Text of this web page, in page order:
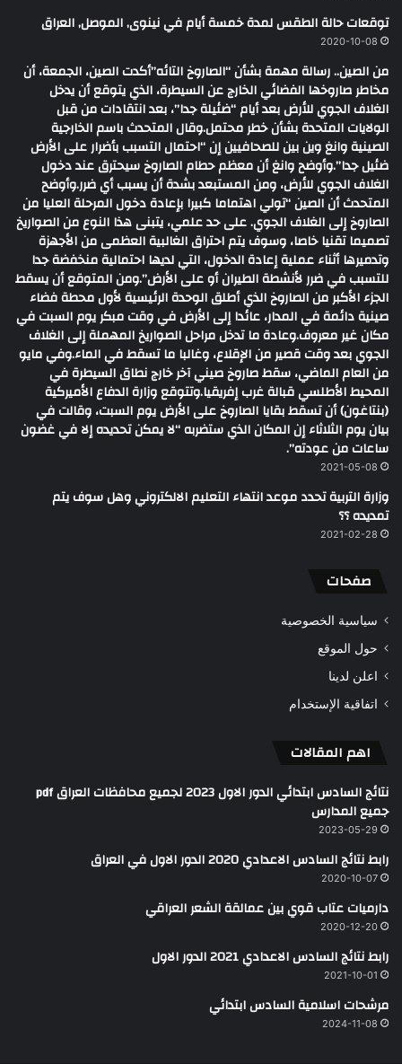
توقعات حالة الطقس لمدة خمسة أيام في نينوى, الموصل, العراق
2020-10-08
من الصين.. رسالة مهمة بشأن “الصاروخ التائه”أكدت الصين، الجمعة، أن
مخاطر صاروخها الفضائي الخارج عن السيطرة، الذي يتوقع أن يدخل
الغلاف الجوي للأرض بعد أيام “ضئيلة جدا”، بعد انتقادات من قبل
الولايات المتحدة بشأن خطر محتمل.وقال المتحدث باسم الخارجية
الصينية وانغ وين بين للصحافيين إن “احتمال التسبب بأضرار على الأرض
ضئيل جدا”.وأوضح وانغ أن معظم حطام الصاروخ سيحترق عند دخول
الغلاف الجوي للأرض، ومن المستبعد بشدة أن يسبب أي ضرر.وأوضح
المتحدث أن الصين “تولي اهتماما كبيرا بإعادة دخول المرحلة العليا من
الصاروخ إلى الغلاف الجوي. على حد علمي، يتبنى هذا النوع من الصواريخ
تصميما تقنيا خاصا، وسوف يتم احتراق الغالبية العظمى من الأجهزة
وتدميرها أثناء عملية إعادة الدخول، التي لديها احتمالية منخفضة جدا
للتسبب في ضرر لأنشطة الطيران أو على الأرض”.ومن المتوقع أن يسقط
الجزء الأكبر من الصاروخ الذي أطلق الوحدة الرئيسية لأول محطة فضاء
صينية دائمة في المدار، عائدا إلى الأرض في وقت مبكر يوم السبت في
مكان غير معروف.وعادة ما تدخل مراحل الصواريخ المهملة إلى الغلاف
الجوي بعد وقت قصير من الإقلاع، وغالبا ما تسقط في الماء.وفي مايو
من العام الماضي، سقط صاروخ صيني آخر خارج نطاق السيطرة في
المحيط الأطلسي قبالة غرب إفريقيا.وتتوقع وزارة الدفاع الأميركية
(بنتاغون) أن تسقط بقايا الصاروخ على الأرض يوم السبت، وقالت في
بيان يوم الثلاثاء إن المكان الذي ستضربه “لا يمكن تحديده إلا في غضون
ساعات من عودته”.
2021-05-08
وزارة التربية تحدد موعد انتهاء التعليم الالكتروني وهل سوف يتم
تمديده ؟؟
2021-02-28
صفحات
سياسية الخصوصية
حول الموقع
اعلن لدينا
اتفاقية الإستخدام
اهم المقالات
نتائج السادس ابتدائي الدور الاول 2023 لجميع محافظات العراق pdf
جميع المدارس
2023-05-29
رابط نتائج السادس الاعدادي 2020 الدور الاول في العراق
2020-10-07
دارميات عتاب قوي بين عمالقة الشعر العراقي
2020-12-20
رابط نتائج السادس الاعدادي 2021 الدور الاول
2021-10-01
مرشحات اسلامية السادس ابتدائي
2024-11-08